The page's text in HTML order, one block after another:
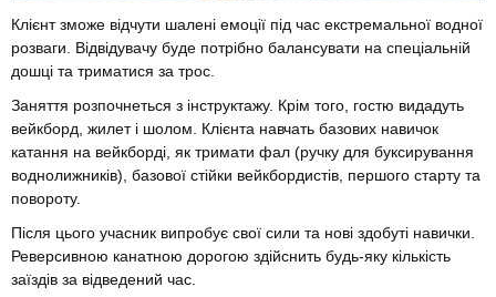
Клієнт зможе відчути шалені емоції під час екстремальної водної
розваги. Відвідувачу буде потрібно балансувати на спеціальній
дошці та триматися за трос.
Заняття розпочнеться з інструктажу. Крім того, гостю видадуть
вейкборд, жилет і шолом. Клієнта навчать базових навичок
катання на вейкборді, як тримати фал (ручку для буксирування
воднолижників), базової стійки вейкбордистів, першого старту та
повороту.
Після цього учасник випробує свої сили та нові здобуті навички.
Реверсивною канатною дорогою здійснить будь-яку кількість
заїздів за відведений час.